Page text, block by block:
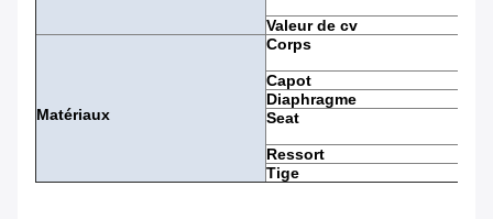
Valeur de cv
Matériaux
Corps
Capot
Diaphragme
Seat
Ressort
Tige